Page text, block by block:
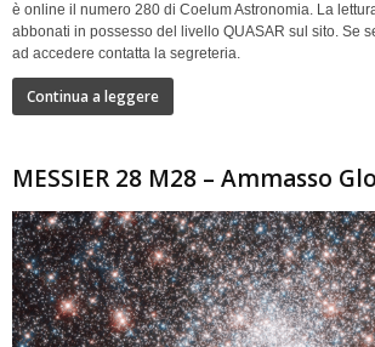
è online il numero 280 di Coelum Astronomia. La
abbonati in possesso del livello QUASAR sul sito. Se
ad accedere contatta la segreteria.
Continua a leggere
MESSIER 28 M28 – Ammasso